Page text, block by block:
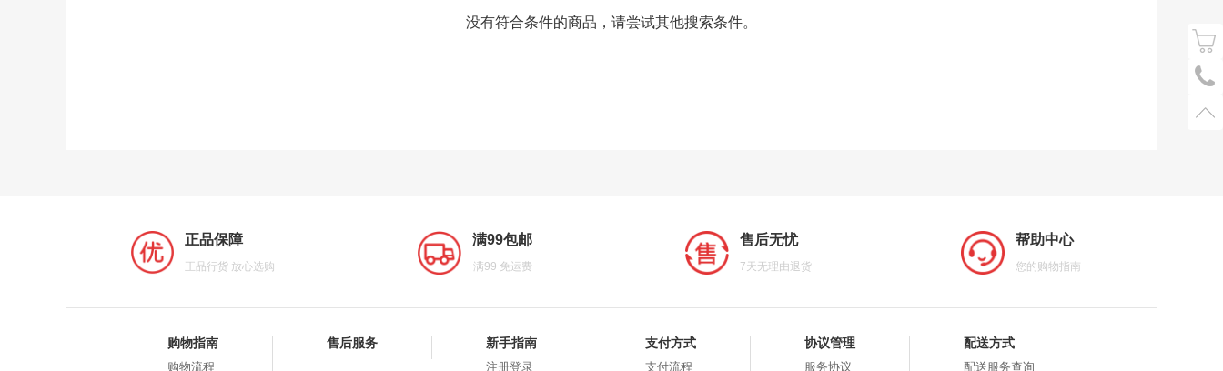
没有符合条件的商品，请尝试其他搜索条件。
正品保障
正品行货 放心选购
满99包邮
满99 免运费
售后无忧
7天无理由退货
帮助中心
您的购物指南
购物指南
购物流程
售后服务 新手指南
注册登录
支付方式
支付流程
协议管理
服务协议
配送方式
配送服务查询